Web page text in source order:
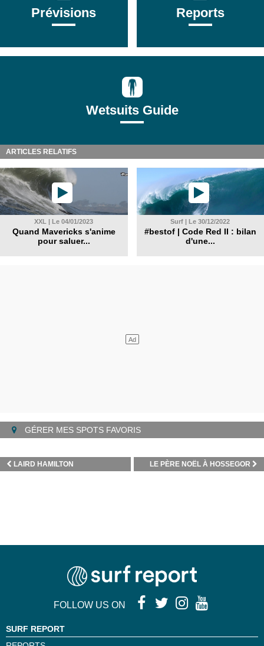
Prévisions Reports
Wetsuits Guide
ARTICLES RELATIFS
XXL | Le 04/01/2023
Quand Mavericks s'anime
pour saluer...
Surf | Le 30/12/2022
#bestof | Code Red II : bilan
d'une...
GÉRER MES SPOTS FAVORIS
LE PÈRE NOËL À HOSSEGOR
LAIRD HAMILTON
FOLLOW US ON
SURF REPORT